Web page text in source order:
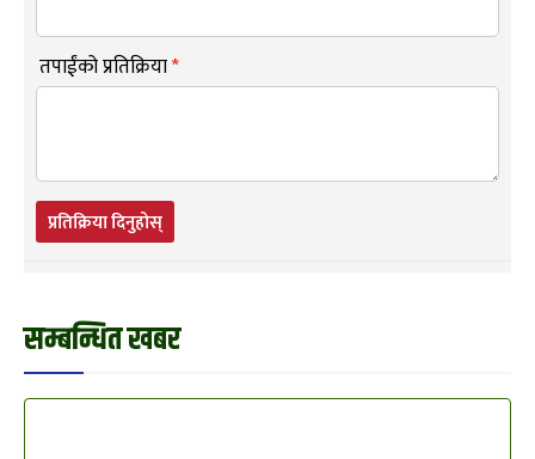
तपाईंको प्रतिक्रिया*
प्रतिक्रिया दिनुहोस्
सम्बन्धित खबर